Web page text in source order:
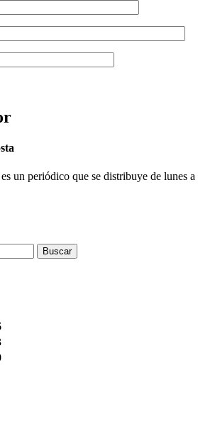
un periódico que se distribuye de lunes a